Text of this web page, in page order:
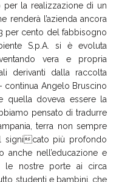
la realizzazione di un
renderà l’azienda ancora
per cento del fabbisogno
S.p.A. si è evoluta
vera e propria
derivanti dalla raccolta
continua Angelo Bruscino
quella doveva essere la
pensato di tradurre
terra non sempre
signicato più profondo
anche nell’educazione e
le nostre porte ai circa
studenti e bambini, che